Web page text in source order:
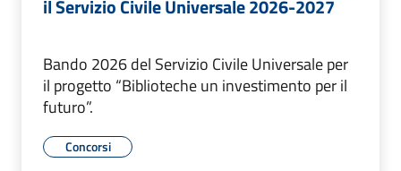
il Servizio Civile Universale 2026-2027
Bando 2026 del Servizio Civile Universale per
il progetto “Biblioteche un investimento per il
futuro”.
Concorsi